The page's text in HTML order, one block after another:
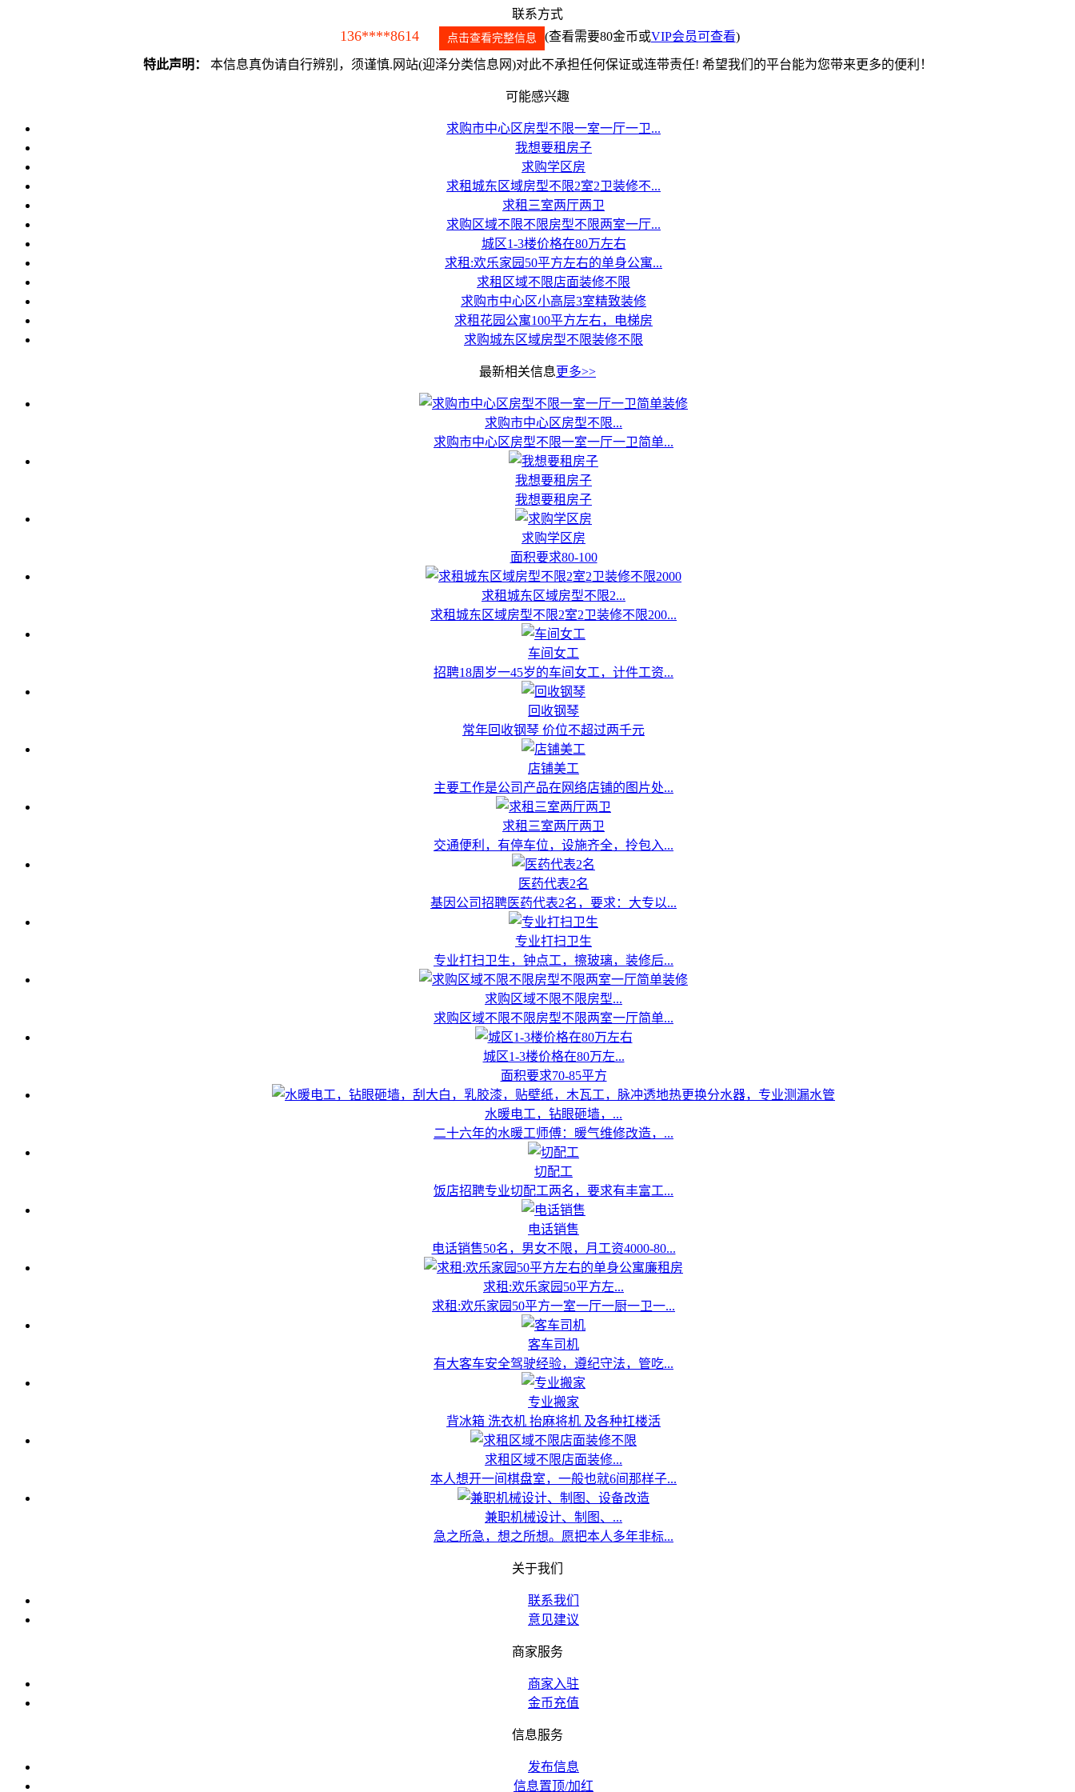
联系方式
136****8614 点击查看完整信息 (查看需要80金币或VIP会员可查看)
特此声明： 本信息真伪请自行辨别，须谨慎.网站(迎泽分类信息网)对此不承担任何保证或连带责任! 希望我们的平台能为您带来更多的便利！
可能感兴趣
求购市中心区房型不限一室一厅一卫...
我想要租房子
求购学区房
求租城东区域房型不限2室2卫装修不...
求租三室两厅两卫
求购区域不限不限房型不限两室一厅...
城区1-3楼价格在80万左右
求租:欢乐家园50平方左右的单身公寓...
求租区域不限店面装修不限
求购市中心区小高层3室精致装修
求租花园公寓100平方左右，电梯房
求购城东区域房型不限装修不限
最新相关信息更多>>
求购市中心区房型不限...
求购市中心区房型不限一室一厅一卫简单...
我想要租房子
我想要租房子
求购学区房
面积要求80-100
求租城东区域房型不限2...
求租城东区域房型不限2室2卫装修不限200...
车间女工
招聘18周岁一45岁的车间女工，计件工资...
回收钢琴
常年回收钢琴 价位不超过两千元
店铺美工
主要工作是公司产品在网络店铺的图片处...
求租三室两厅两卫
交通便利，有停车位，设施齐全，拎包入...
医药代表2名
基因公司招聘医药代表2名，要求：大专以...
专业打扫卫生
专业打扫卫生，钟点工，擦玻璃，装修后...
求购区域不限不限房型...
求购区域不限不限房型不限两室一厅简单...
城区1-3楼价格在80万左...
面积要求70-85平方
水暖电工，钻眼砸墙，...
二十六年的水暖工师傅：暖气维修改造，...
切配工
饭店招聘专业切配工两名，要求有丰富工...
电话销售
电话销售50名，男女不限，月工资4000-80...
求租:欢乐家园50平方左...
求租:欢乐家园50平方一室一厅一厨一卫一...
客车司机
有大客车安全驾驶经验，遵纪守法，管吃...
专业搬家
背冰箱 洗衣机 抬麻将机 及各种扛楼活
求租区域不限店面装修...
本人想开一间棋盘室，一般也就6间那样子...
兼职机械设计、制图、...
急之所急，想之所想。愿把本人多年非标...
关于我们
联系我们
意见建议
商家服务
商家入驻
金币充值
信息服务
发布信息
信息置顶/加红